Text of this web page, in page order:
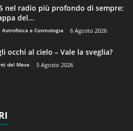
nel radio più profondo di sempre:
del...
e Cosmologia 6 Agosto 2026
occhi al cielo – Vale la sveglia?
del Mese 5 Agosto 2026